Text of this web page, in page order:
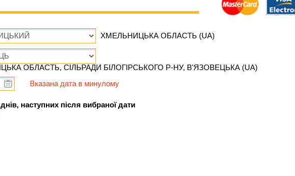
ХМЕЛЬНИЦЬКА ОБЛАСТЬ (UA)
ОБЛАСТЬ, СІЛЬРАДИ БІЛОГІРСЬКОГО Р-НУ, В'ЯЗОВЕЦЬКА (UA)
Вказана дата в минулому
днів, наступних після вибраної дати